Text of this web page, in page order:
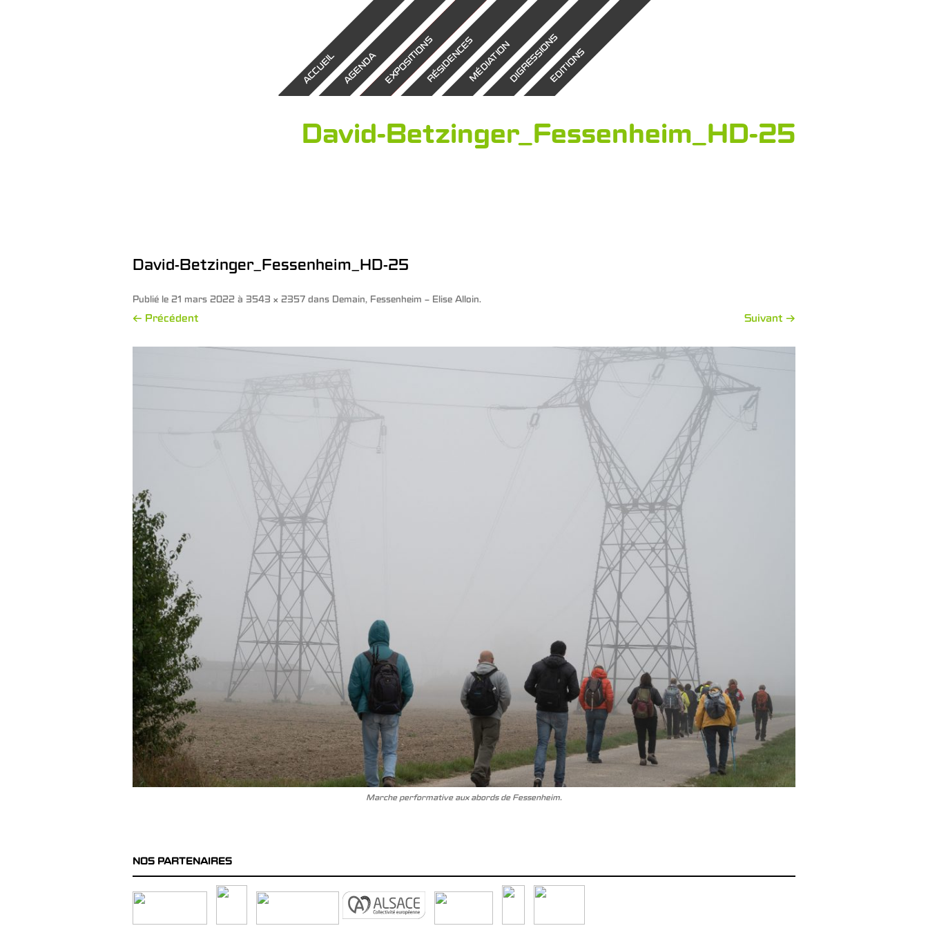
ACCUEILAGENDAEXPOSITIONSRÉSIDENCESMÉDIATIONDIGRESSIONSEDITIONS
David-Betzinger_Fessenheim_HD-25
David-Betzinger_Fessenheim_HD-25
Publié le 21 mars 2022 à 3543 × 2357 dans Demain, Fessenheim – Elise Alloin.
← Précédent Suivant →
Marche performative aux abords de Fessenheim.
NOS PARTENAIRES